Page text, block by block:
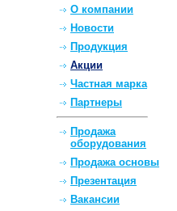
О компании
Новости
Продукция
Акции
Частная марка
Партнеры
Продажа
оборудования
Продажа основы
Презентация
Вакансии